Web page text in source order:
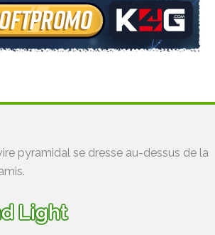
pyramidal se dresse au-dessus de la
Light